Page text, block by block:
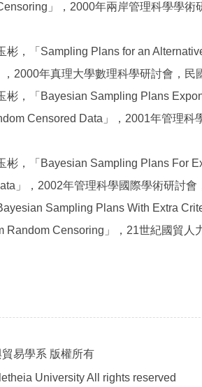
」，2000年兩岸管理科學學術
彬，「Sampling Plans for an
2000年真理大學數理科學研討會，民
彬，「Bayesian Sampling Plans
Censored Data」，2001年管理科
彬，「Bayesian Sampling Plans For
」，2002年管理科學國際學術研討會
Sampling Plans With Extra
Random Censoring」，21世紀國貿人
易學系 版權所有
University All rights reserved